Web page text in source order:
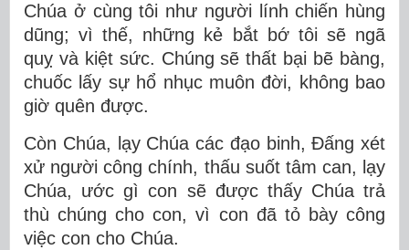
Chúa ở cùng tôi như người lính chiến hùng
dũng; vì thế, những kẻ bắt bớ tôi sẽ ngã
quỵ và kiệt sức. Chúng sẽ thất bại bẽ bàng,
chuốc lấy sự hổ nhục muôn đời, không bao
giờ quên được.
Còn Chúa, lạy Chúa các đạo binh, Ðấng xét
xử người công chính, thấu suốt tâm can, lạy
Chúa, ước gì con sẽ được thấy Chúa trả
thù chúng cho con, vì con đã tỏ bày công
việc con cho Chúa.